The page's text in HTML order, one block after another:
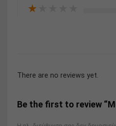
★
There are no reviews yet.
Be the first to review